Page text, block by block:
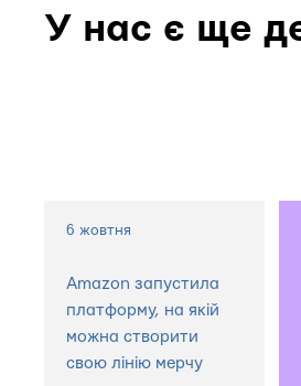
У нас є ще
6 жовтня
Amazon запустила
платформу, на якій
можна створити
свою лінію мерчу